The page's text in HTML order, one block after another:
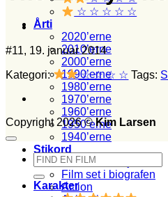
☆ ☆ ☆ ☆ ☆
Årti
2020’erne
2010’erne
2000’erne
1990’erne
1980’erne
1970’erne
1960’erne
1950’erne
1940’erne
Stikord
Film set med junior
Film set i biografen
Action
#11, 19. januar 2014
Kategori: ☆ ☆ ☆ ☆ Tags:
Copyright 2026 ©Kim Larsen
Søg
efter:
Karakter